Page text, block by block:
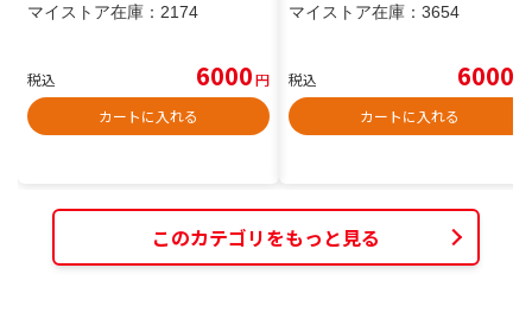
マイストア在庫： 2174
税込 6000円
カートに入れる
マイストア在庫： 3654
税込 6000
カートに入れる
このカテゴリをもっと見る